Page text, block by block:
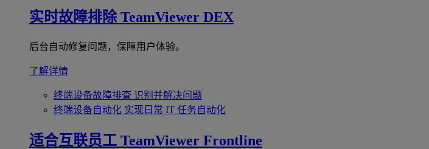
实时故障排除 TeamViewer DEX
后台自动修复问题，保障用户体验。
了解详情
终端设备故障排查 识别并解决问题
终端设备自动化 实现日常 IT 任务自动化
适合互联员工 TeamViewer Frontline